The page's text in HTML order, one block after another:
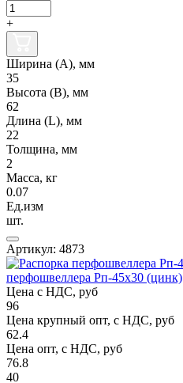
+
Ширина (А), мм
35
Высота (В), мм
62
Длина (L), мм
22
Толщина, мм
2
Масса, кг
0.07
Ед.изм
шт.
Артикул: 4873
перфошвеллера Рп-45х30 (цинк)
Цена с НДС, руб
96
Цена крупный опт, с НДС, руб
62.4
Цена опт, с НДС, руб
76.8
40